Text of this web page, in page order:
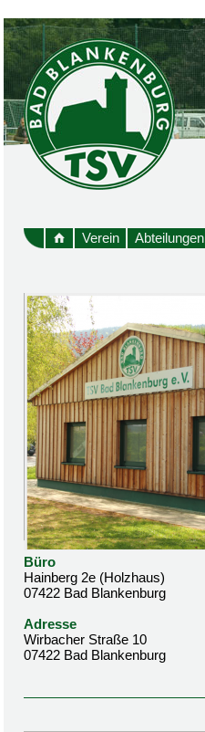
Verein Abteilungen
Büro
Hainberg 2e (Holzhaus)
07422 Bad Blankenburg
Adresse
Wirbacher Straße 10
07422 Bad Blankenburg